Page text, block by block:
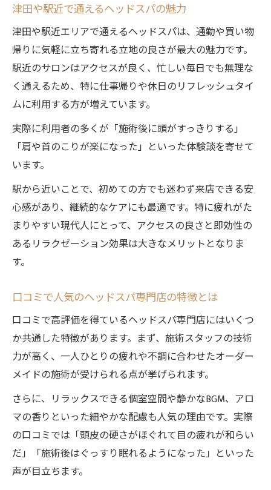
津田や駅近で通えるヘッドスパの魅力
津田や駅近エリアで通えるヘッドスパは、通勤や買い物
帰りに気軽に立ち寄れる立地の良さが最大の魅力です。
駅近のサロンはアクセスが良く、忙しい毎日でも無理な
く通えるため、特に仕事帰りや休日のリフレッシュタイ
ムに利用する方が増えています。
実際に利用者の多くが「施術後に頭がすっきりする」
「肩や首のこりが楽になった」といった体験談を寄せて
います。
駅から近いことで、初めての方でも迷わず来店できる安
心感があり、継続的なケアにも最適です。特に疲れがた
まりやすい現代人にとって、アクセスの良さと即効性の
あるリラクゼーション効果は大きなメリットとなりま
す。
口コミで人気のヘッドスパ専門店の特徴とは
口コミで高評価を得ているヘッドスパ専門店にはいくつ
か共通した特徴があります。まず、施術スタッフの技術
力が高く、一人ひとりの疲れや不調に合わせたオーダー
メイドの施術が受けられる点が挙げられます。
さらに、リラックスできる個室空間や静かなBGM、アロ
マの香りといった細やかな配慮も人気の理由です。実際
の口コミでは「頭皮の硬さがほぐれて目の疲れが和らい
だ」「施術後はぐっすり眠れるようになった」といった
声が目立ちます。